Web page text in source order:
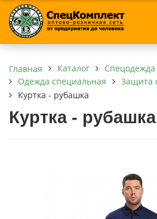
Главная Каталог
Спецодежда
Одежда специальная
Защита
Куртка - рубашка
Куртка - рубашка